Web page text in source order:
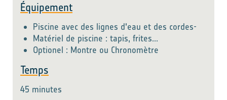
Équipement
Piscine avec des lignes d'eau et des cordes-
Matériel de piscine : tapis, frites...
Optionel : Montre ou Chronomètre
Temps
45 minutes